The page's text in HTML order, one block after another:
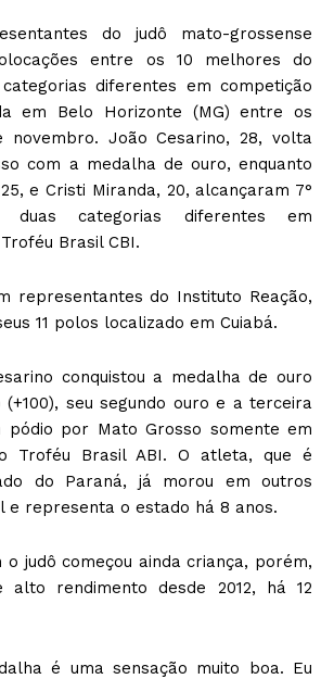
do judô mato-grossense
entre os 10 melhores do
diferentes em competição
em Belo Horizonte (MG) entre os
novembro. João Cesarino, 28, volta
com a medalha de ouro, enquanto
e Cristi Miranda, 20, alcançaram 7°
duas categorias diferentes em
Brasil CBI.
representantes do Instituto Reação,
11 polos localizado em Cuiabá.
conquistou a medalha de ouro
seu segundo ouro e a terceira
pódio por Mato Grosso somente em
Troféu Brasil ABI. O atleta, que é
do Paraná, já morou em outros
e representa o estado há 8 anos.
o judô começou ainda criança, porém,
rendimento desde 2012, há 12
é uma sensação muito boa. Eu